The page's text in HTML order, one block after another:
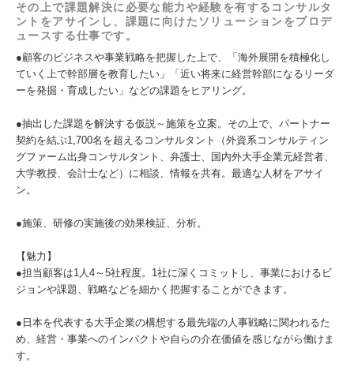
その上で課題解決に必要な能力や経験を有するコンサルタ
ントをアサインし、課題に向けたソリューションをプロデ
ュースする仕事です。
●顧客のビジネスや事業戦略を把握した上で、「海外展開を積極化し
ていく上で幹部層を教育したい」「近い将来に経営幹部になるリーダ
ーを発掘・育成したい」などの課題をヒアリング。
●抽出した課題を解決する仮説～施策を立案。その上で、パートナー
契約を結ぶ1,700名を超えるコンサルタント（外資系コンサルティン
グファーム出身コンサルタント、弁護士、国内外大手企業元経営者、
大学教授、会計士など）に相談、情報を共有。最適な人材をアサイ
ン。
●施策、研修の実施後の効果検証、分析。
【魅力】
●担当顧客は1人4～5社程度。1社に深くコミットし、事業におけるビ
ジョンや課題、戦略などを細かく把握することができます。
●日本を代表する大手企業の構想する最先端の人事戦略に関われるた
め、経営・事業へのインパクトや自らの介在価値を感じながら働けま
す。